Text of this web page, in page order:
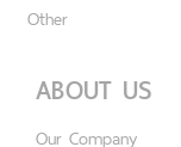
Other
ABOUT US
Our Company